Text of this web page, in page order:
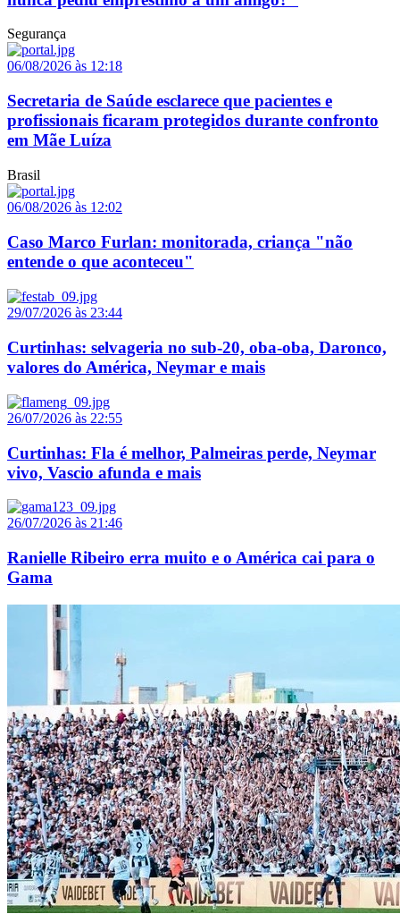
Segurança
06/08/2026 às 12:18
Secretaria de Saúde esclarece que pacientes e
profissionais ficaram protegidos durante confronto
em Mãe Luíza
Brasil
06/08/2026 às 12:02
Caso Marco Furlan: monitorada, criança "não
entende o que aconteceu"
29/07/2026 às 23:44
Curtinhas: selvageria no sub-20, oba-oba, Daronco,
valores do América, Neymar e mais
26/07/2026 às 22:55
Curtinhas: Fla é melhor, Palmeiras perde, Neymar
vivo, Vascio afunda e mais
26/07/2026 às 21:46
Ranielle Ribeiro erra muito e o América cai para o
Gama